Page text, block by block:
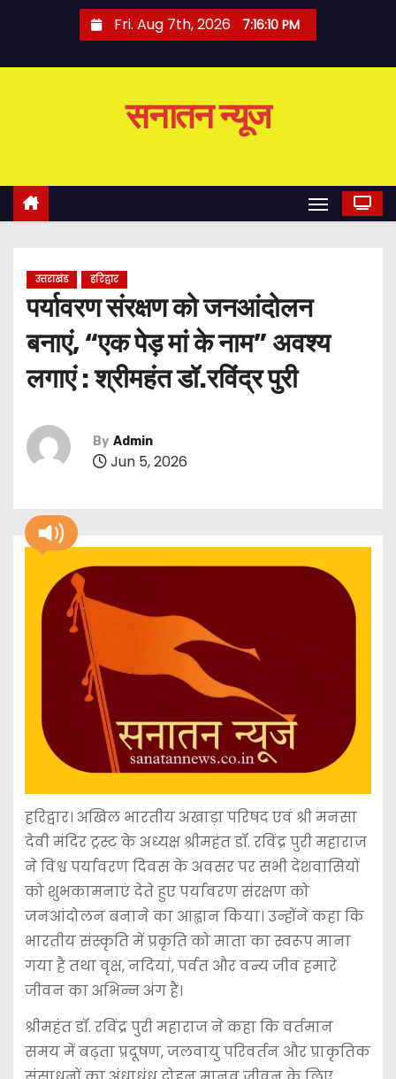
o
Fri. Aug 7th, 2026 7:16:11 PM
सनातन न्यूज
उत्तराखंड हरिद्वार
पर्यावरण संरक्षण को जनआंदोलन
बनाएं, “एक पेड़ मां के नाम” अवश्य
लगाएं : श्रीमहंत डॉ.रविंद्र पुरी
By Admin
Jun 5, 2026
हरिद्वार। अखिल भारतीय अखाड़ा परिषद एवं श्री मनसा
देवी मंदिर ट्रस्ट के अध्यक्ष श्रीमहंत डॉ. रविंद्र पुरी महाराज
ने विश्व पर्यावरण दिवस के अवसर पर सभी देशवासियों
को शुभकामनाएं देते हुए पर्यावरण संरक्षण को
जनआंदोलन बनाने का आह्वान किया। उन्होंने कहा कि
भारतीय संस्कृति में प्रकृति को माता का स्वरूप माना
गया है तथा वृक्ष, नदियां, पर्वत और वन्य जीव हमारे
जीवन का अभिन्न अंग हैं।
श्रीमहंत डॉ. रविंद्र पुरी महाराज ने कहा कि वर्तमान
समय में बढ़ता प्रदूषण, जलवायु परिवर्तन और प्राकृतिक